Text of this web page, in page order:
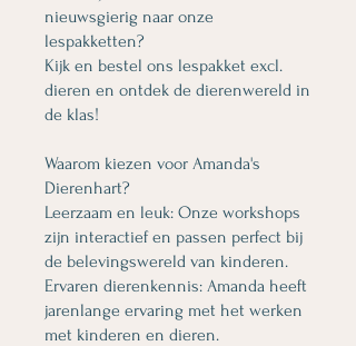
nieuwsgierig naar onze
lespakketten?
Kijk en bestel ons lespakket excl.
dieren en ontdek de dierenwereld in
de klas!
Waarom kiezen voor Amanda's
Dierenhart?
Leerzaam en leuk: Onze workshops
zijn interactief en passen perfect bij
de belevingswereld van kinderen.
Ervaren dierenkennis: Amanda heeft
jarenlange ervaring met het werken
met kinderen en dieren.